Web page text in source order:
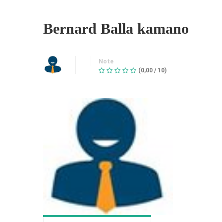
Bernard Balla kamano
Note
(0,00 / 10)